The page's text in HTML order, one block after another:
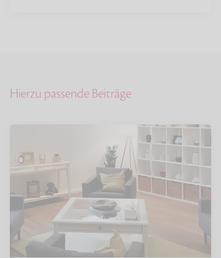
Hierzu passende Beiträge